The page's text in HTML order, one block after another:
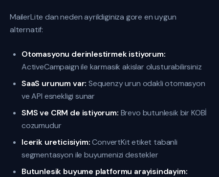
MailerLite dan neden ayrildiginiza gore en uygun
alternatif:
Otomasyonu derinlestirmek istiyorum:
ActiveCampaign ile karmasik akislar olusturabilirsiniz
SaaS urunum var: Sequenzy urun odakli otomasyon
ve API esnekligi sunar
SMS ve CRM de istiyorum: Brevo butunlesik bir KOBİ
cozumudur
Icerik ureticisiyim:ConvertKit etiket tabanli
segmentasyon ile buyumenizi destekler
Butunlesik buyume platformu arayisindayim: